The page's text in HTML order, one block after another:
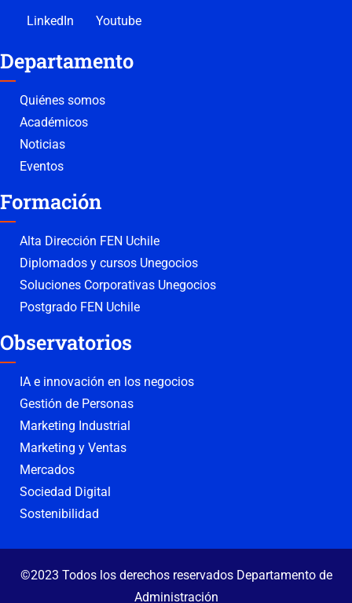
LinkedIn Youtube
Departamento
Quiénes somos
Académicos
Noticias
Eventos
Formación
Alta Dirección FEN Uchile
Diplomados y cursos Unegocios
Soluciones Corporativas Unegocios
Postgrado FEN Uchile
Observatorios
IA e innovación en los negocios
Gestión de Personas
Marketing Industrial
Marketing y Ventas
Mercados
Sociedad Digital
Sostenibilidad
©2023 Todos los derechos reservados Departamento de
Administración